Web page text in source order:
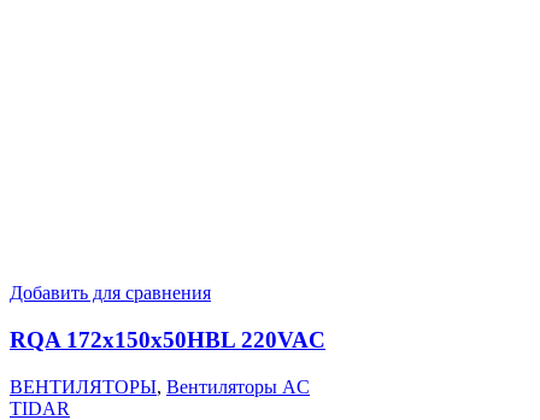
Добавить для сравнения
RQA 172x150x50HBL 220VAC
ВЕНТИЛЯТОРЫ, Вентиляторы AC
TIDAR